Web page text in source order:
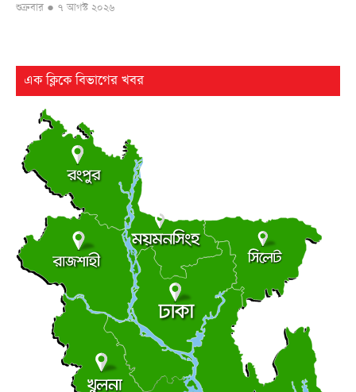
শুক্রবার ● ৭ আগস্ট ২০২৬
শুক্রবার ● ৭ আগস্ট ২০২৬
দশমিনায় তেঁতুলিয়া নদীতে যুবক নিখোঁজ
শুক্রবার ● ৭ আগস্ট ২০২৬
চাটমোহরে ধর্ষণ চেষ্টার অভিযোগে গ্রেপ্তার ১
শুক্রবার ● ৭ আগস্ট ২০২৬
●তিন বছরেও শেষ হয়নি সাইক্লোন সেন্টার নির্মাণ,পরিদর্শনে
জলবায়ু ট্রাস্টের এমডি
শুক্রবার ● ৭ আগস্ট ২০২৬
ভূঞাপুরে লৌহজং নদীর মুখ খনন না করেই ৪৩ লাখ টাকা
কোষাগারে ফেরত
এক ক্লিকে বিভাগের খবর